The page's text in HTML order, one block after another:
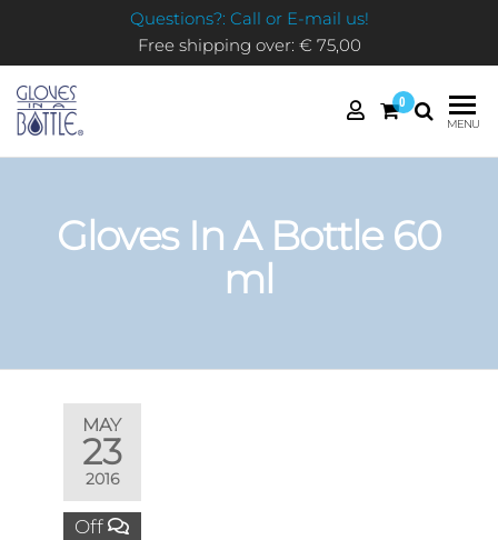
Questions?: Call or E-mail us!
Free shipping over: € 75,00
IN A
0
MENU
Gloves In A Bottle 60
ml
MAY
23
2016
Off